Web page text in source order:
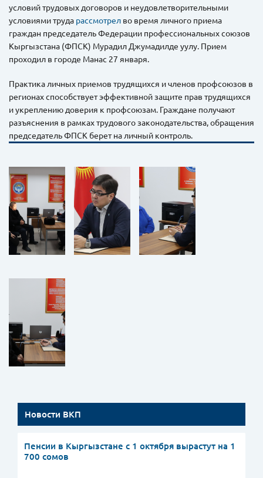
условий трудовых договоров и неудовлетворительными
условиями труда рассмотрел во время личного приема
граждан председатель Федерации профессиональных союзов
Кыргызстана (ФПСК) Мурадил Джумадилде уулу. Прием
проходил в городе Манас 27 января.
Практика личных приемов трудящихся и членов профсоюзов в
регионах способствует эффективной защите прав трудящихся
и укреплению доверия к профсоюзам. Граждане получают
разъяснения в рамках трудового законодательства, обращения
председатель ФПСК берет на личный контроль.
Новости ВКП
Пенсии в Кыргызстане с 1 октября вырастут на 1
700 сомов